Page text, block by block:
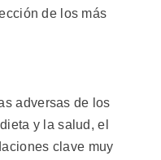
de los más
adversas de los
y la salud, el
clave muy